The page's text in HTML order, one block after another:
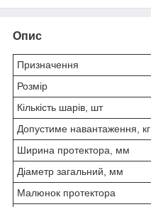
Опис
Призначення
Розмір
Кількість шарів, шт
Допустиме навантаження, кг
Ширина протектора, мм
Діаметр загальний, мм
Малюнок протектора